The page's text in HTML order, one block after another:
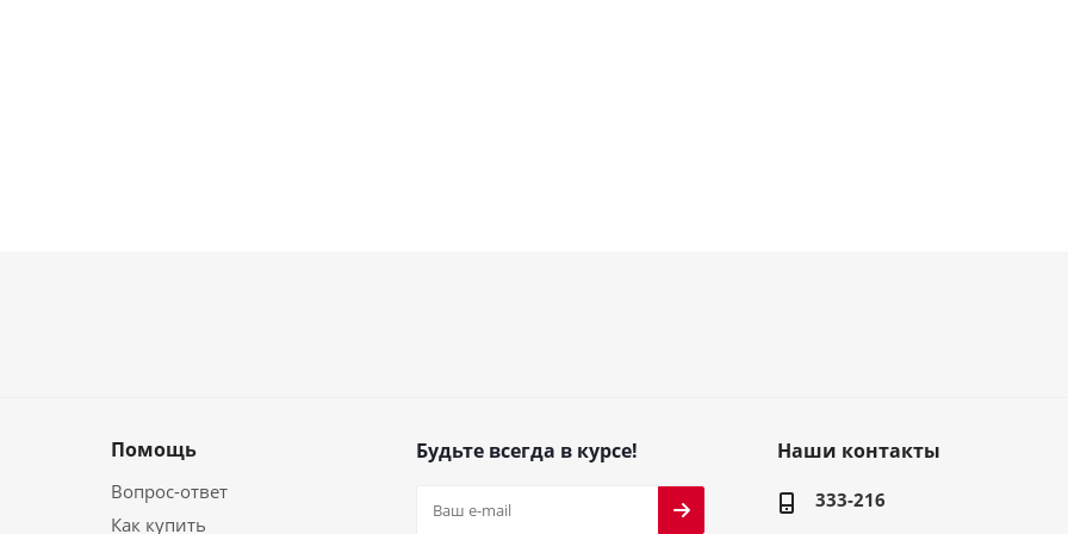
Помощь
Вопрос-ответ
Как купить
Будьте всегда в курсе! Наши контакты
333-216